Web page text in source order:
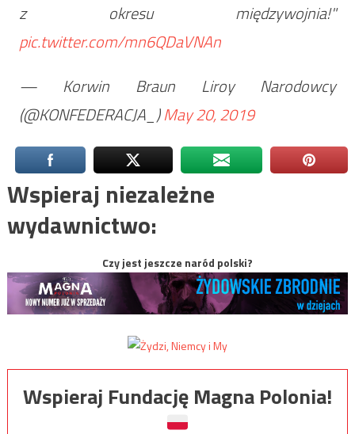
z okresu międzywojnia!"
pic.twitter.com/mn6QDaVNAn
— Korwin Braun Liroy Narodowcy
(@KONFEDERACJA_)May 20, 2019
Wspieraj niezależne
wydawnictwo:
Czy jest jeszcze naród polski?
Wspieraj Fundację Magna Polonia!